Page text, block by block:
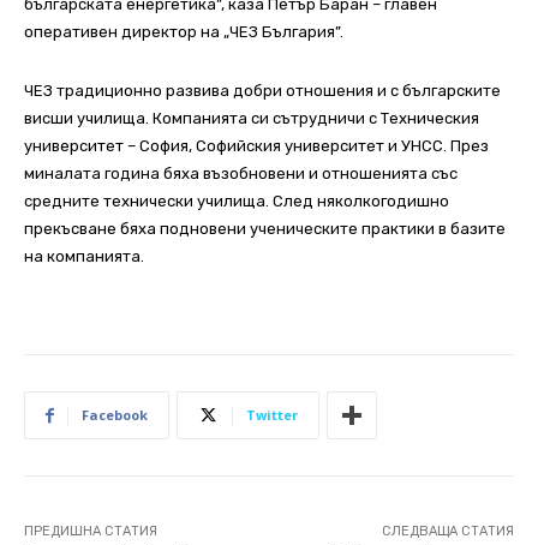
българската енергетика”, каза Петър Баран – главен
оперативен директор на „ЧЕЗ България”.
ЧЕЗ традиционно развива добри отношения и с българските
висши училища. Компанията си сътрудничи с Техническия
университет – София, Софийския университет и УНСС. През
миналата година бяха възобновени и отношенията със
средните технически училища. След няколкогодишно
прекъсване бяха подновени ученическите практики в базите
на компанията.
Facebook Twitter
ПРЕДИШНА СТАТИЯ СЛЕДВАЩА СТАТИЯ